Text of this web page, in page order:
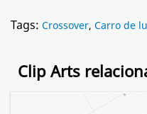
Tags: Crossover, Carro de
Clip Arts